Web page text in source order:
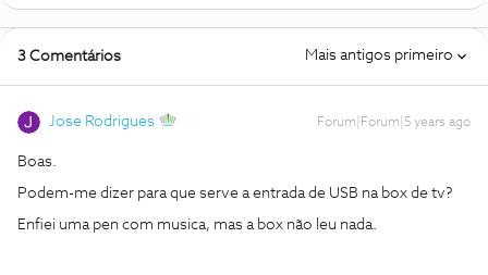
3 Comentários Mais antigos primeiro
Jose Rodrigues Forum|Forum|5 years ago
Boas.
Podem-me dizer para que serve a entrada de USB na box de tv?
Enfiei uma pen com musica, mas a box não leu nada.